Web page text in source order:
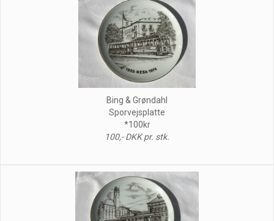
Bing & Grøndahl
Sporvejsplatte
*100kr
100,- DKK pr. stk.